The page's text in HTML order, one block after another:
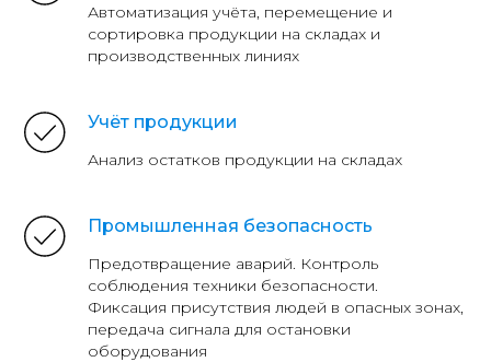
Автоматизация учёта, перемещение и
сортировка продукции на складах и
производственных линиях
Учёт продукции
Анализ остатков продукции на складах
Промышленная безопасность
Предотвращение аварий. Контроль
соблюдения техники безопасности.
Фиксация присутствия людей в опасных зонах,
передача сигнала для остановки
оборудования